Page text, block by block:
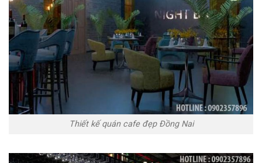
Thiết kế quán cafe đẹp Đồng Nai